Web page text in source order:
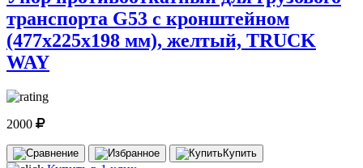
транспорта G53 с кронштейном
(477х225х198 мм), желтый, TRUCK
WAY
2000
Купить